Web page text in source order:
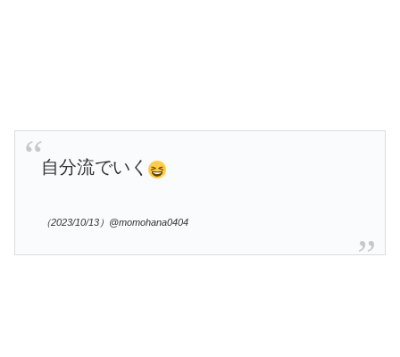
自分流でいく
（2023/10/13）@momohana0404